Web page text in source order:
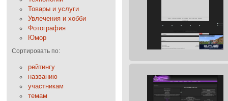
Товары и услуги
Увлечения и хобби
Фотография
Юмор
Сортировать по:
рейтингу
названию
участникам
темам